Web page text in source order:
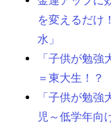
を変えるだけ
水」
「子供が勉
＝東大生！？
「子供が勉
児～低学年向